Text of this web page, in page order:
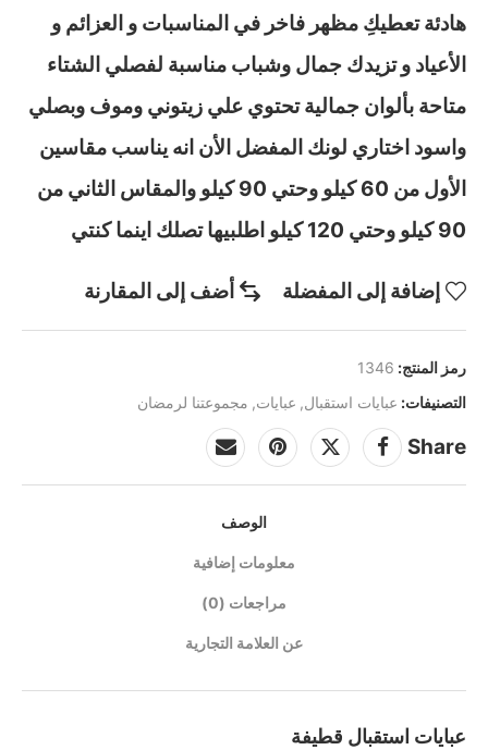
هادئة تعطيكِ مظهر فاخر في المناسبات و العزائم و
الأعياد و تزيدك جمال وشباب مناسبة لفصلي الشتاء
متاحة بألوان جمالية تحتوي علي زيتوني وموف وبصلي
واسود اختاري لونك المفضل الأن انه يناسب مقاسين
الأول من 60 كيلو وحتي 90 كيلو والمقاس الثاني من
90 كيلو وحتي 120 كيلو اطلبيها تصلك اينما كنتي
إضافة إلى المفضلة أضف إلى المقارنة
رمز المنتج: 1346
التصنيفات: عبايات استقبال, عبايات, مجموعتنا لرمضان
Share
الوصف
معلومات إضافية
مراجعات (0)
عن العلامة التجارية
عبايات استقبال قطيفة